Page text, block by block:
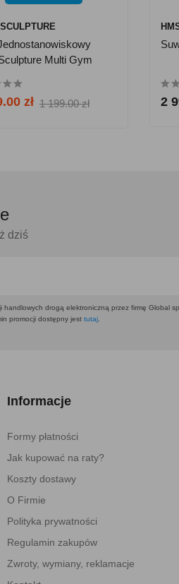
Multi Gym
zł 1 199.00 zł 2
dziś
drogą elektroniczną przez firmę Global
promocji dostępny jest tutaj
Informacje
Formy płatności
Jak kupować na raty?
Koszty dostawy
O Firmie
Polityka prywatności
Regulamin zakupów
Zwroty, wymiany, reklamacje